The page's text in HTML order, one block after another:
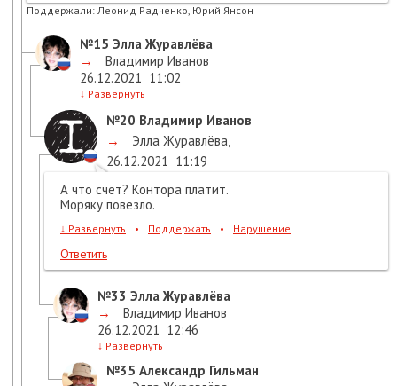
Поддержали: Леонид Радченко, Юрий Янсон
№15 Элла Журавлёва
→
Владимир Иванов
26.12.2021 11:02
↓ Развернуть
№20 Владимир Иванов
→
Элла Журавлёва
26.12.2021 11:19
А что счёт? Контора платит.
Моряку повезло.
↓ Развернуть • Поддержать • Нарушение
Ответить
№33 Элла Журавлёва
→
Владимир Иванов
26.12.2021 12:46
↓ Развернуть
№35 Александр Гильман